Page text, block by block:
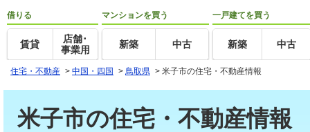
借りる
賃貸
店舗･
事業用
マンションを買う
新築 中古
一戸建てを買う
新築 中古
住宅・不動産 > 中国・四国 > 鳥取県 > 米子市の住宅・不動産情報
米子市の住宅・不動産情報